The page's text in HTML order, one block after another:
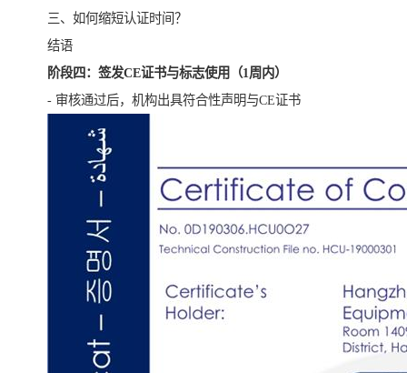
三、如何缩短认证时间？
结语
阶段四：签发CE证书与标志使用（1周内）
- 审核通过后，机构出具符合性声明与CE证书